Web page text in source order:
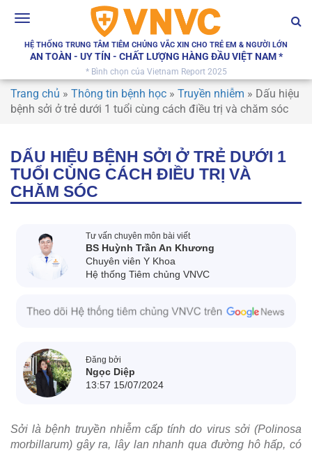
Toggle
HỆ THỐNG TRUNG TÂM TIÊM CHỦNG VẮC XIN CHO TRẺ EM & NGƯỜI LỚN
AN TOÀN - UY TÍN - CHẤT LƯỢNG HÀNG ĐẦU VIỆT NAM *
* Bình chọn của Vietnam Report 2025
Trang chủ » Thông tin bệnh học » Truyền nhiễm » Dấu hiệu
bệnh sởi ở trẻ dưới 1 tuổi cùng cách điều trị và chăm sóc
DẤU HIỆU BỆNH SỞI Ở TRẺ DƯỚI 1
TUỔI CÙNG CÁCH ĐIỀU TRỊ VÀ
CHĂM SÓC
Tư vấn chuyên môn bài viết
BS Huỳnh Trần An Khương
Chuyên viên Y Khoa
Hệ thống Tiêm chủng VNVC
Đăng bởi
Ngọc Diệp
13:57 15/07/2024
Sởi là bệnh truyền nhiễm cấp tính do virus sởi (Polinosa
morbillarum) gây ra, lây lan nhanh qua đường hô hấp, có